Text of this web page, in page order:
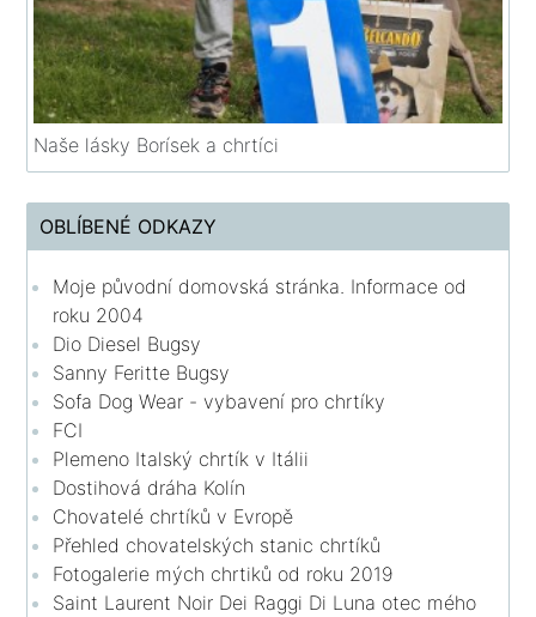
Naše lásky Borísek a chrtíci
OBLÍBENÉ ODKAZY
Moje původní domovská stránka. Informace od
roku 2004
Dio Diesel Bugsy
Sanny Feritte Bugsy
Sofa Dog Wear - vybavení pro chrtíky
FCI
Plemeno Italský chrtík v Itálii
Dostihová dráha Kolín
Chovatelé chrtíků v Evropě
Přehled chovatelských stanic chrtíků
Fotogalerie mých chrtiků od roku 2019
Saint Laurent Noir Dei Raggi Di Luna otec mého